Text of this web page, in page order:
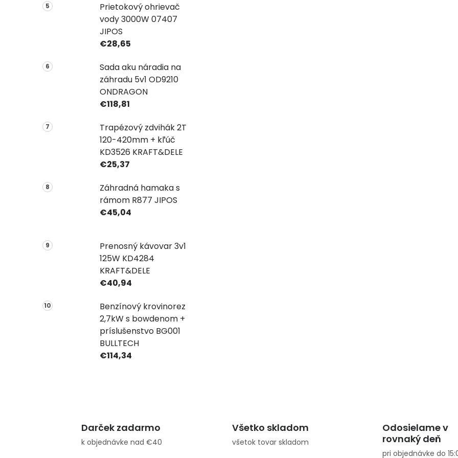
Prietokový ohrievač
vody 3000W 07407
JIPOS
€28,65
Sada aku náradia na
záhradu 5v1 OD9210
ONDRAGON
€118,81
Trapézový zdvihák 2T
120-420mm + kľúč
KD3526 KRAFT&DELE
€25,37
Záhradná hamaka s
rámom R877 JIPOS
€45,04
Prenosný kávovar 3v1
125W KD4284
KRAFT&DELE
€40,94
Benzínový krovinorez
2,7kW s bowdenom +
príslušenstvo BG001
BULLTECH
€114,34
Darček zadarmo
k objednávke nad €40
Všetko skladom
všetok tovar skladom
Odosielame v
rovnaký deň
pri objednávke do